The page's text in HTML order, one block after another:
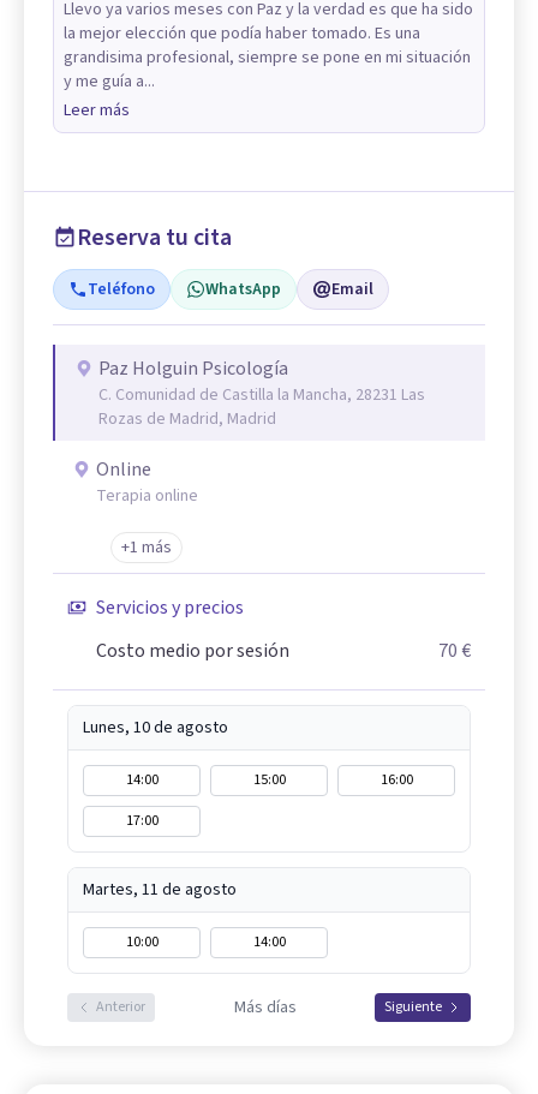
Llevo ya varios meses con Paz y la verdad es que ha sido
la mejor elección que podía haber tomado. Es una
grandisima profesional, siempre se pone en mi situación
y me guía a...
Leer más
Reserva tu cita
Teléfono WhatsApp Email
Paz Holguin Psicología
C. Comunidad de Castilla la Mancha, 28231 Las
Rozas de Madrid, Madrid
Online
Terapia online
+1 más
Servicios y precios
Costo medio por sesión
70 €
Lunes, 10 de agosto
14:00 15:00
16:00
17:00
Martes, 11 de agosto
10:00 14:00
Anterior Más días Siguiente